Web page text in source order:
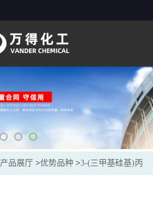
产品展厅 >优势品种 >3-(三甲基硅基)丙